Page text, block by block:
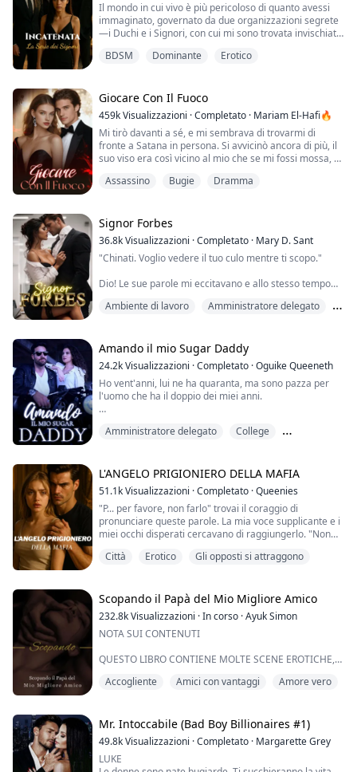
Il mondo in cui vivo è più pericoloso di quanto avessi
immaginato, governato da due organizzazioni segrete
—i Duchi e i Signori, con cui mi sono trovata invischiata
padre, un Duca di Veross City, insiste che io debba
al mio ex migliore ami...
BDSM Dominante Erotico
Giocare Con Il Fuoco
459kVisualizzazioni ·Completato · Mariam El-Hafi🔥
Mi tirò davanti a sé, e mi sembrava di trovarmi di
fronte a Satana in persona. Si avvicinò ancora di più, il
suo viso era così vicino al mio che se mi fossi mossa, ci
guardavo con gli occhi spalancati, spaventata da quello
"Faremo una chiacchierata presto, va bene?" Non
riuscivo a parlare, lo fissavo con gli occhi spalanc...
Assassino Bugie Dramma
Signor Forbes
36.8kVisualizzazioni ·Completato · Mary D. Sant
"Chinati. Voglio vedere il tuo culo mentre ti scopo."
Dio! Le sue parole mi eccitavano e allo stesso tempo
bastardo, arrogante e prepotente come sempre, che
"Perché dovrei farlo?" chiesi, sentendo le gambe
indebolirsi.
"Mi dispiace se ti ho fatto pensare di avere una scelta,"
disse prima di afferrarmi i cape...
Ambiente di lavoro
Amministratore delegato
Amando il mio Sugar Daddy
24.2kVisualizzazioni ·Completato ·Oguike Queeneth
Ho vent'anni, lui ne ha quaranta, ma sono pazza per
l'uomo che ha il doppio dei miei anni.
"Lascia che Papà ti faccia sentire meglio," gemetti,
Iniziò a muovere le dita più velocemente e la mia
mente era in subbuglio.
"Gemmi il mio nome." Mormorò.
"J... ...
Amministratore delegato
College
L'ANGELO PRIGIONIERO DELLA MAFIA
51.1kVisualizzazioni ·Completato ·Queenies
"P... per favore, non farlo" trovai il coraggio di
pronunciare queste parole. La mia voce supplicante e i
miei occhi disperati cercavano di raggiungerlo. "Non
le tue lacrime mi eccitano." Il suo viso si avvicinò al
☆☆☆
Quando un per...
Città Erotico Gli opposti si attraggono
Scopando il Papà del Mio Migliore Amico
232.8kVisualizzazioni ·In corso ·Ayuk Simon
NOTA SUI CONTENUTI
QUESTO LIBRO CONTIENE MOLTE SCENE EROTICHE,
SOMNOFILIA E GIOCHI PRIMORDIALI. HA CONTENUTI
VI FARANNO CERCARE I VOSTRI VIBRATORI E VI
LASCERANNO LE MUTANDINE BAGNATE. Divertitevi,
ragazze, e non dimenticate di commentare.
Accogliente Amici con vantaggi Amore vero
Mr. Intoccabile (Bad Boy Billionaires #1)
49.8kVisualizzazioni ·Completato · Margarette Grey
LUKE